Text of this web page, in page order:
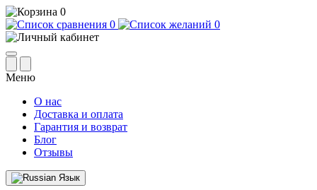
0
0
0
Меню
О нас
Доставка и оплата
Гарантия и возврат
Блог
Отзывы
Язык